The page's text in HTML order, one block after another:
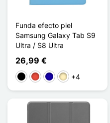
Funda efecto piel
Samsung Galaxy Tab S9
Ultra / S8 Ultra
26,99 €
NegroRojoAzul oscuro
Oro +4